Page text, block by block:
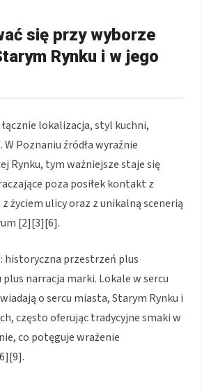
się przy wyborze
Rynku i w jego
lokalizacja, styl kuchni,
Poznaniu źródła wyraźnie
Rynku, tym ważniejsze staje się
poza posiłek kontakt z
życiem ulicy oraz z unikalną scenerią
[2][3][6].
historyczna przestrzeń plus
narracja marki. Lokale w sercu
o sercu miasta, Starym Rynku i
często oferując tradycyjne smaki w
co potęguje wrażenie